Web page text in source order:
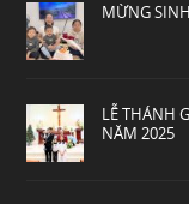
MỪNG
LỄ THÁNH
NĂM 2025